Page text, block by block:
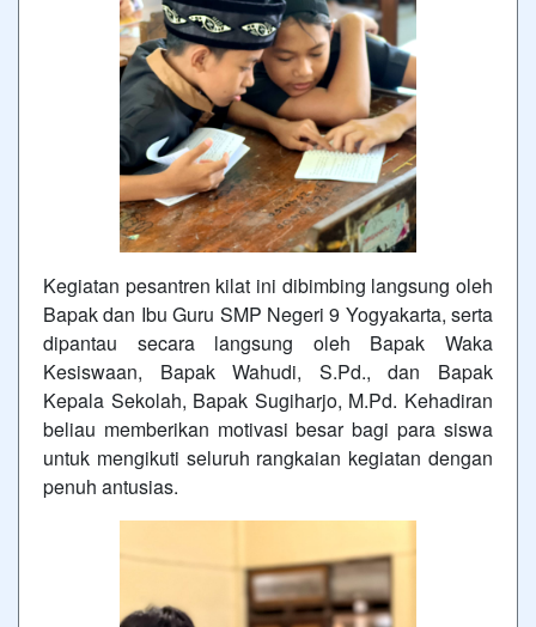
Kegiatan pesantren kilat ini dibimbing langsung oleh
Bapak dan Ibu Guru SMP Negeri 9 Yogyakarta, serta
dipantau secara langsung oleh Bapak Waka
Kesiswaan, Bapak Wahudi, S.Pd., dan Bapak
Kepala Sekolah, Bapak Sugiharjo, M.Pd. Kehadiran
beliau memberikan motivasi besar bagi para siswa
untuk mengikuti seluruh rangkaian kegiatan dengan
penuh antusias.